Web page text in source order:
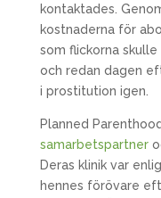
kontaktades.
kostnaderna för
som flickorna
och redan dagen
i prostitution igen.
Planned
samarbetspartner
Deras klinik var
hennes förövare